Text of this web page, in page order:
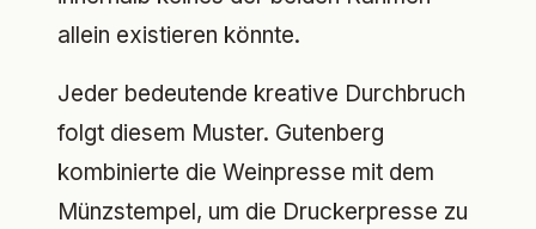
allein existieren könnte.
Jeder bedeutende kreative Durchbruch
folgt diesem Muster. Gutenberg
kombinierte die Weinpresse mit dem
Münzstempel, um die Druckerpresse zu